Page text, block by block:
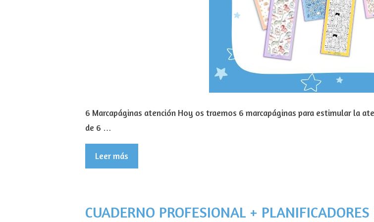
6 Marcapáginas atención Hoy os traemos 6 marcapáginas para estimular la
de 6 …
Leer más
CUADERNO PROFESIONAL +